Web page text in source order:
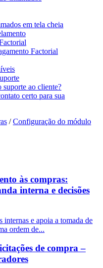
em tela cheia
Factorial
suporte ao cliente?
certo para sua
/ Configuração do módulo
às compras:
interna e decisões
internas e apoia a tomada de
ordem de...
de compra –